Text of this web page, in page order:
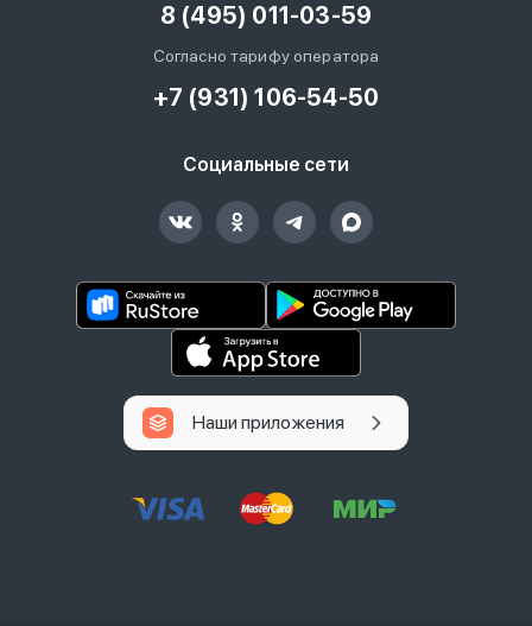
8 (495) 011-03-59
Согласно тарифу оператора
+7 (931) 106-54-50
Социальные сети
Наши приложения